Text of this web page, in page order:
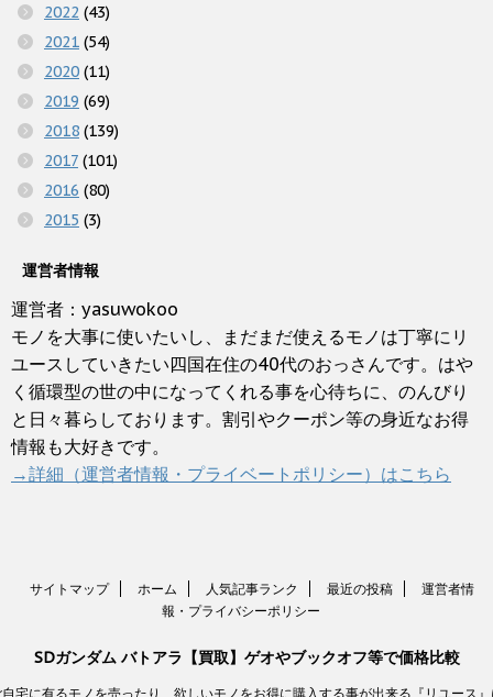
2022 (43)
2021 (54)
2020 (11)
2019 (69)
2018 (139)
2017 (101)
2016 (80)
2015 (3)
運営者情報
運営者：yasuwokoo
モノを大事に使いたいし、まだまだ使えるモノは丁寧にリ
ユースしていきたい四国在住の40代のおっさんです。はや
く循環型の世の中になってくれる事を心待ちに、のんびり
と日々暮らしております。割引やクーポン等の身近なお得
情報も大好きです。
→詳細（運営者情報・プライベートポリシー）はこちら
サイトマップ ホーム 人気記事ランク 最近の投稿
運営者情
報・プライバシーポリシー
SDガンダム バトアラ【買取】ゲオやブックオフ等で価格比較
宅に有るモノを売ったり、欲しいモノをお得に購入する事が出来る『リユース